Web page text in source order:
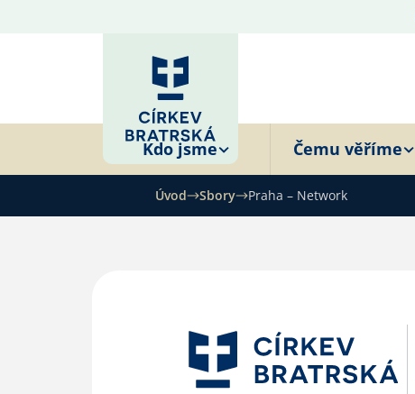
Kdo jsme Čemu věříme
Úvod Sbory Praha – Network